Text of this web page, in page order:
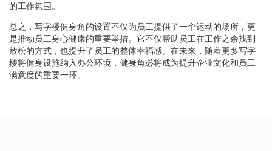
的工作氛围。
总之，写字楼健身角的设置不仅为员工提供了一个运动的场所，更
是推动员工身心健康的重要举措。它不仅帮助员工在工作之余找到
放松的方式，也提升了员工的整体幸福感。在未来，随着更多写字
楼将健身设施纳入办公环境，健身角必将成为提升企业文化和员工
满意度的重要一环。